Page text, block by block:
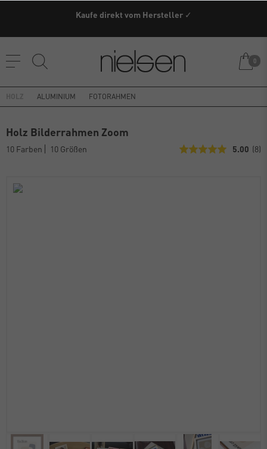
Kaufe direkt vom Hersteller ✓
0
ALUMINIUM FOTORAHMEN
Holz Bilderrahmen Zoom
10 Farben 10 Größen 5.00 (8)